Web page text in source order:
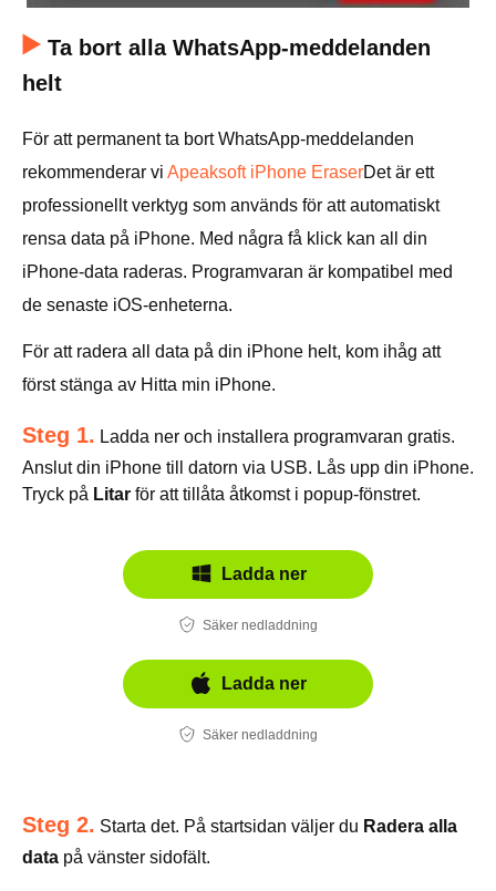
Ta bort alla WhatsApp-meddelanden
helt
För att permanent ta bort WhatsApp-meddelanden
rekommenderar vi Apeaksoft iPhone EraserDet är ett
professionellt verktyg som används för att automatiskt
rensa data på iPhone. Med några få klick kan all din
iPhone-data raderas. Programvaran är kompatibel med
de senaste iOS-enheterna.
För att radera all data på din iPhone helt, kom ihåg att
först stänga av Hitta min iPhone.
Steg 1. Ladda ner och installera programvaran gratis.
Anslut din iPhone till datorn via USB. Lås upp din iPhone.
Tryck på Litar för att tillåta åtkomst i popup-fönstret.
Ladda ner
Säker nedladdning
Ladda ner
Säker nedladdning
Steg 2. Starta det. På startsidan väljer du Radera alla
data på vänster sidofält.